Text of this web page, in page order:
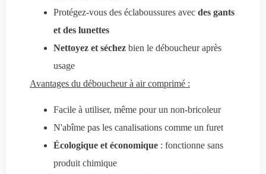
Protégez-vous des éclaboussures avec des gants
et des lunettes
Nettoyez et séchez bien le déboucheur après
usage
Avantages du déboucheur à air comprimé :
Facile à utiliser, même pour un non-bricoleur
N'abîme pas les canalisations comme un furet
Écologique et économique : fonctionne sans
produit chimique